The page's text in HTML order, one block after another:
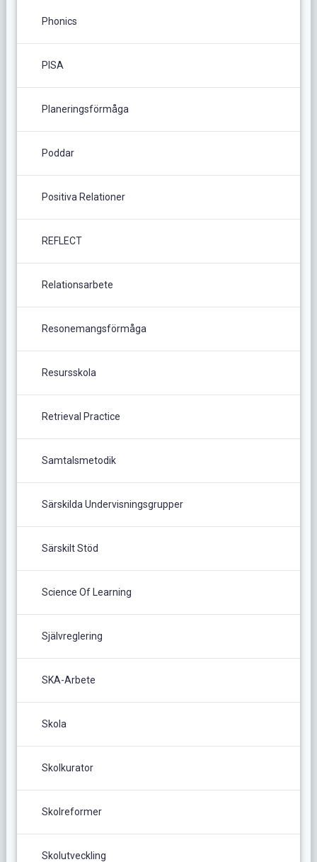
Phonics
PISA
Planeringsförmåga
Poddar
Positiva Relationer
REFLECT
Relationsarbete
Resonemangsförmåga
Resursskola
Retrieval Practice
Samtalsmetodik
Särskilda Undervisningsgrupper
Särskilt Stöd
Science Of Learning
Självreglering
SKA-Arbete
Skola
Skolkurator
Skolreformer
Skolutveckling